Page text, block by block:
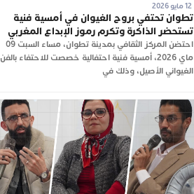
12 مايو 2026
تطوان تحتفي بروح الغيوان في أمسية فنية
تستحضر الذاكرة وتكرم رموز الإبداع المغربي
احتضن المركز الثقافي بمدينة تطوان، مساء السبت 09
ماي 2026، أمسية فنية احتفالية خصصت للاحتفاء بالفن
الغيواني الأصيل، وذلك في